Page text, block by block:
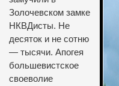
Золочевском замке
НКВДисты. Не
десяток и не сотню
— тысячи. Апогея
большевистское
своеволие